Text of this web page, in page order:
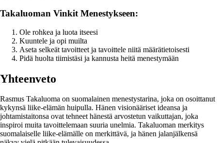
Takaluoman Vinkit Menestykseen:
Ole rohkea ja luota itseesi
Kuuntele ja opi muilta
Aseta selkeät tavoitteet ja tavoittele niitä määrätietoisesti
Pidä huolta tiimistäsi ja kannusta heitä menestymään
Yhteenveto
Rasmus Takaluoma on suomalainen menestystarina, joka on osoittanut
kykynsä liike-elämän huipulla. Hänen visionääriset ideansa ja
johtamistaitonsa ovat tehneet hänestä arvostetun vaikuttajan, joka
inspiroi muita tavoittelemaan suuria unelmia. Takaluoman merkitys
suomalaiselle liike-elämälle on merkittävä, ja hänen jalanjälkensä